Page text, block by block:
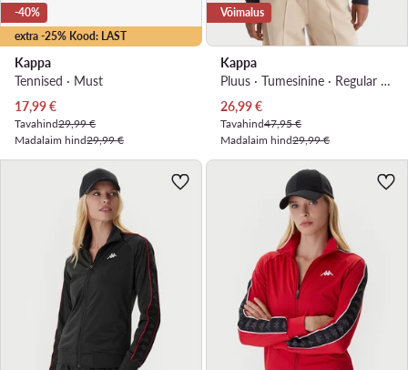
extra -25% Kood: LAST
-40%
Kappa
Tennised · Must
Praegune hind
17,99€
Tavahind29,99 €
Madalaim hind29,99 €
Võimalus
Kappa
Pluus · Tumesinine · Regular Fit
Praegune hind
26,99€
Tavahind47,95 €
Madalaim hind29,99 €